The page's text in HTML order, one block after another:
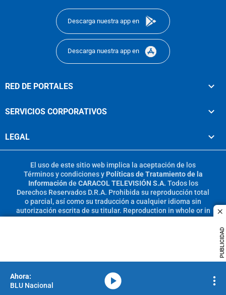
PUBLICIDAD
Descarga nuestra app en
Descarga nuestra app en
RED DE PORTALES
SERVICIOS CORPORATIVOS
LEGAL
El uso de este sitio web implica la aceptación de los
Términos y condicionesy Políticas de Tratamiento de la
Información de CARACOL TELEVISIÓN S.A. Todos los
Derechos Reservados D.R.A. Prohibida su reproducción total
o parcial, así como su traducción a cualquier idioma sin
autorización escrita de su titular. Reproduction in whole or in
BLU Nacional